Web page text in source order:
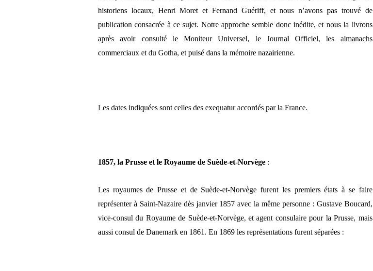
historiens locaux, Henri Moret et Fernand Guériff, et nous n’avons pas trouvé de
publication consacrée à ce sujet. Notre approche semble donc inédite, et nous la livrons
après avoir consulté le Moniteur Universel, le Journal Officiel, les almanachs
commerciaux et du Gotha, et puisé dans la mémoire nazairienne.
Les dates indiquées sont celles des exequatur accordés par la France.
1857, la Prusse et le Royaume de Suède-et-Norvège :
Les royaumes de Prusse et de Suède-et-Norvège furent les premiers états à se faire
représenter à Saint-Nazaire dès janvier 1857 avec la même personne : Gustave Boucard,
vice-consul du Royaume de Suède-et-Norvège, et agent consulaire pour la Prusse, mais
aussi consul de Danemark en 1861. En 1869 les représentations furent séparées :